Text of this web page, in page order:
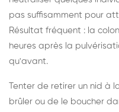
pas suffisamment pour
Résultat fréquent : la
heures après la
qu'avant.
Tenter de retirer un nid à
brûler ou de le boucher